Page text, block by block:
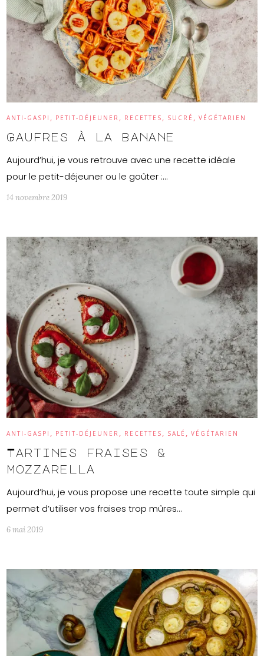
ANTI-GASPI , PETIT-DÉJEUNER , RECETTES , SUCRÉ , VÉGÉTARIEN
Gaufres à la banane
Aujourd’hui, je vous retrouve avec une recette idéale
pour le petit-déjeuner ou le goûter :…
14 novembre 2019
ANTI-GASPI , PETIT-DÉJEUNER , RECETTES , SALÉ , VÉGÉTARIEN
Tartines fraises &
mozzarella
Aujourd’hui, je vous propose une recette toute simple qui
permet d’utiliser vos fraises trop mûres…
6 mai 2019